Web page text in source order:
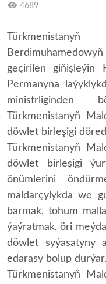
4689
geçirilen giňişleýin
Permanyna
ministrliginden
Türkmenistanyň
döwlet birleşigi
Türkmenistanyň
döwlet birleşigi
önümlerini
maldarçylykda we
barmak, tohum
ýaýratmak, öri
döwlet syýasatyny
edarasy bolup durýar.
Türkmenistanyň